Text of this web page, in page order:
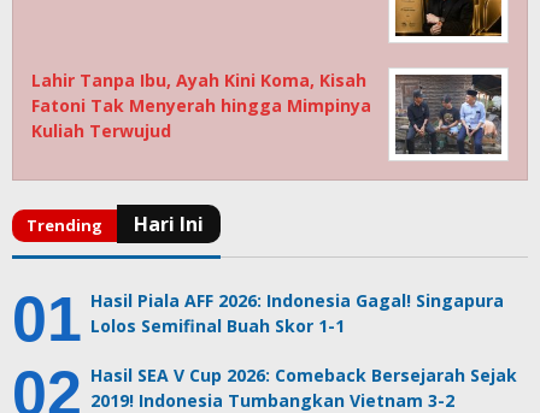
Lahir Tanpa Ibu, Ayah Kini Koma, Kisah
Fatoni Tak Menyerah hingga Mimpinya
Kuliah Terwujud
Hasil Piala AFF 2026: Indonesia Gagal! Singapura
Lolos Semifinal Buah Skor 1-1
Hasil SEA V Cup 2026: Comeback Bersejarah Sejak
2019! Indonesia Tumbangkan Vietnam 3-2